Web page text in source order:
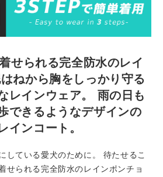
せられる完全防水のレイ
ねから胸をしっかり守る
レインウェア。 雨の日も
できるようなデザインの
インコート。
している愛犬のために。 待たせるこ
せられる完全防水のレインポンチョ